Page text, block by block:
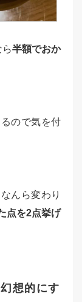
半額でおか
ので気を付
んら変わり
点を2点挙げ
想的にす